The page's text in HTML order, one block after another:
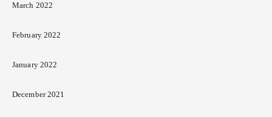
March 2022
February 2022
January 2022
December 2021